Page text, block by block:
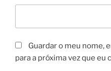
Guardar o meu nome,
para a próxima vez que eu